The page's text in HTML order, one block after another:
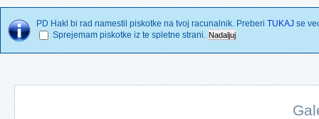
PD Hakl bi rad namestil piskotke na tvoj racunalnik. Preberi TUKAJ se
Sprejemam piskotke iz te spletne strani.